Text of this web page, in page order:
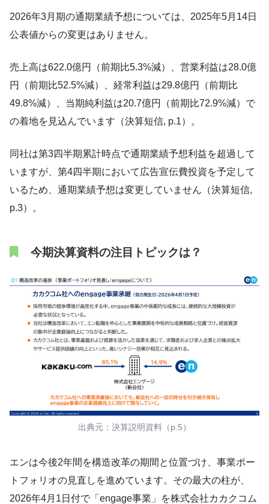
2026年3月期の通期業績予想については、2025年5月14日
公表値からの変更はありません。
売上高は622.0億円（前期比5.3%減）、営業利益は28.0億
円（前期比52.5%減）、経常利益は29.8億円（前期比
49.8%減）、当期純利益は20.7億円（前期比72.9%減）で
の着地を見込んでいます（決算短信, p.1）。
同社は第3四半期累計時点で通期業績予想利益を超過して
いますが、第4四半期において広告宣伝費投資を予定して
いるため、通期業績予想は変更していません（決算短信,
p.3）。
今期決算資料の注目トピックは？
出典元：決算説明資料（p.5）
エンは今後2年間を構造改革の期間と位置づけ、事業ポー
トフォリオの見直しを進めています。その最大の柱が、
2026年4月1日付で「engage事業」を株式会社カカクコム